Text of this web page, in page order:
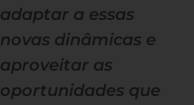
adaptar a essas
novas dinâmicas e
aproveitar as
oportunidades que